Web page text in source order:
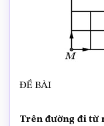
ĐỀ BÀI
Trên đường đi từ